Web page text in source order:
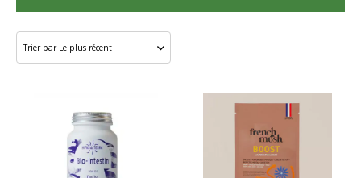
Santé
Catégorie